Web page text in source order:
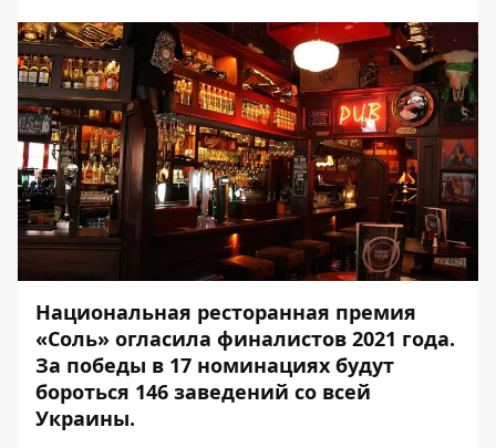
Национальная ресторанная премия
«Соль» огласила финалистов 2021 года.
За победы в 17 номинациях будут
бороться 146 заведений со всей
Украины.